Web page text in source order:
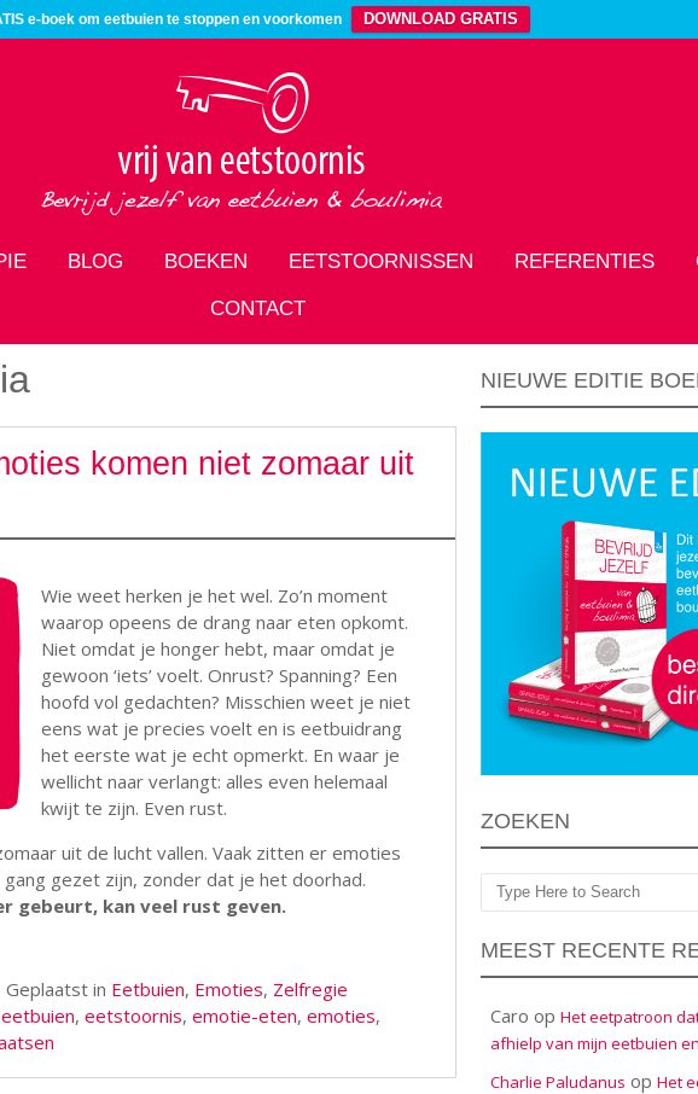
e-boek om eetbuien te stoppen en voorkomen DOWNLOAD GRATIS
BLOG BOEKEN EETSTOORNISSEN REFERENTIES
CONTACT
komen niet zomaar uit
Wie weet herken je het wel. Zo’n moment
waarop opeens de drang naar eten opkomt.
Niet omdat je honger hebt, maar omdat je
gewoon ‘iets’ voelt. Onrust? Spanning? Een
hoofd vol gedachten? Misschien weet je niet
eens wat je precies voelt en is eetbuidrang
het eerste wat je echt opmerkt. En waar je
wellicht naar verlangt: alles even helemaal
kwijt te zijn. Even rust.
uit de lucht vallen. Vaak zitten er emoties
gezet zijn, zonder dat je het doorhad.
gebeurt, kan veel rust geven.
Geplaatst in Eetbuien, Emoties, Zelfregie
eetbuien, eetstoornis, emotie-eten, emoties,
NIEUWE EDITIE
ZOEKEN
Zoeken
MEEST RECENTE
Caro op Het eetpatroon
afhielp van mijn eetbuien
Charlie Paludanus op Het